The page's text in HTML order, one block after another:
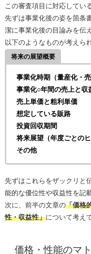
この審査項目に対応してい
先ずは事業化後の姿を箇条
潔に事業化後の目論みを伝
以下のようなものが考えら
将来の展望概要
事業化時期（量産化・
事業化○年間の売上と収
売上単価と粗利単価
想定している販路
投資回収期間
将来展望（年度ごとの
その他
先ずはこれらをザックリと
能的な優位性や収益性を記
次に、前半の文章の「価格
性・収益性」について考え
価格・性能のマ